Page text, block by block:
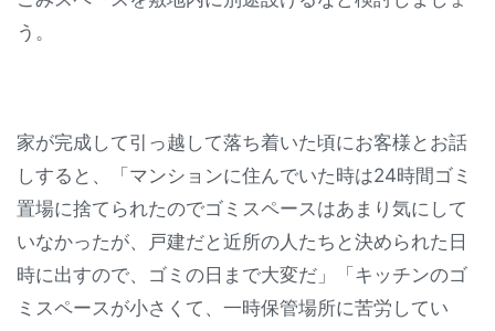
う。
家が完成して引っ越して落ち着いた頃にお客様とお話
しすると、「マンションに住んでいた時は24時間ゴミ
置場に捨てられたのでゴミスペースはあまり気にして
いなかったが、戸建だと近所の人たちと決められた日
時に出すので、ゴミの日まで大変だ」「キッチンのゴ
ミスペースが小さくて、一時保管場所に苦労してい